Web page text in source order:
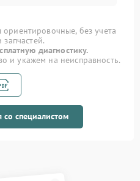
без учета
запчастей.
диагностику.
и укажем на неисправность.
со специалистом